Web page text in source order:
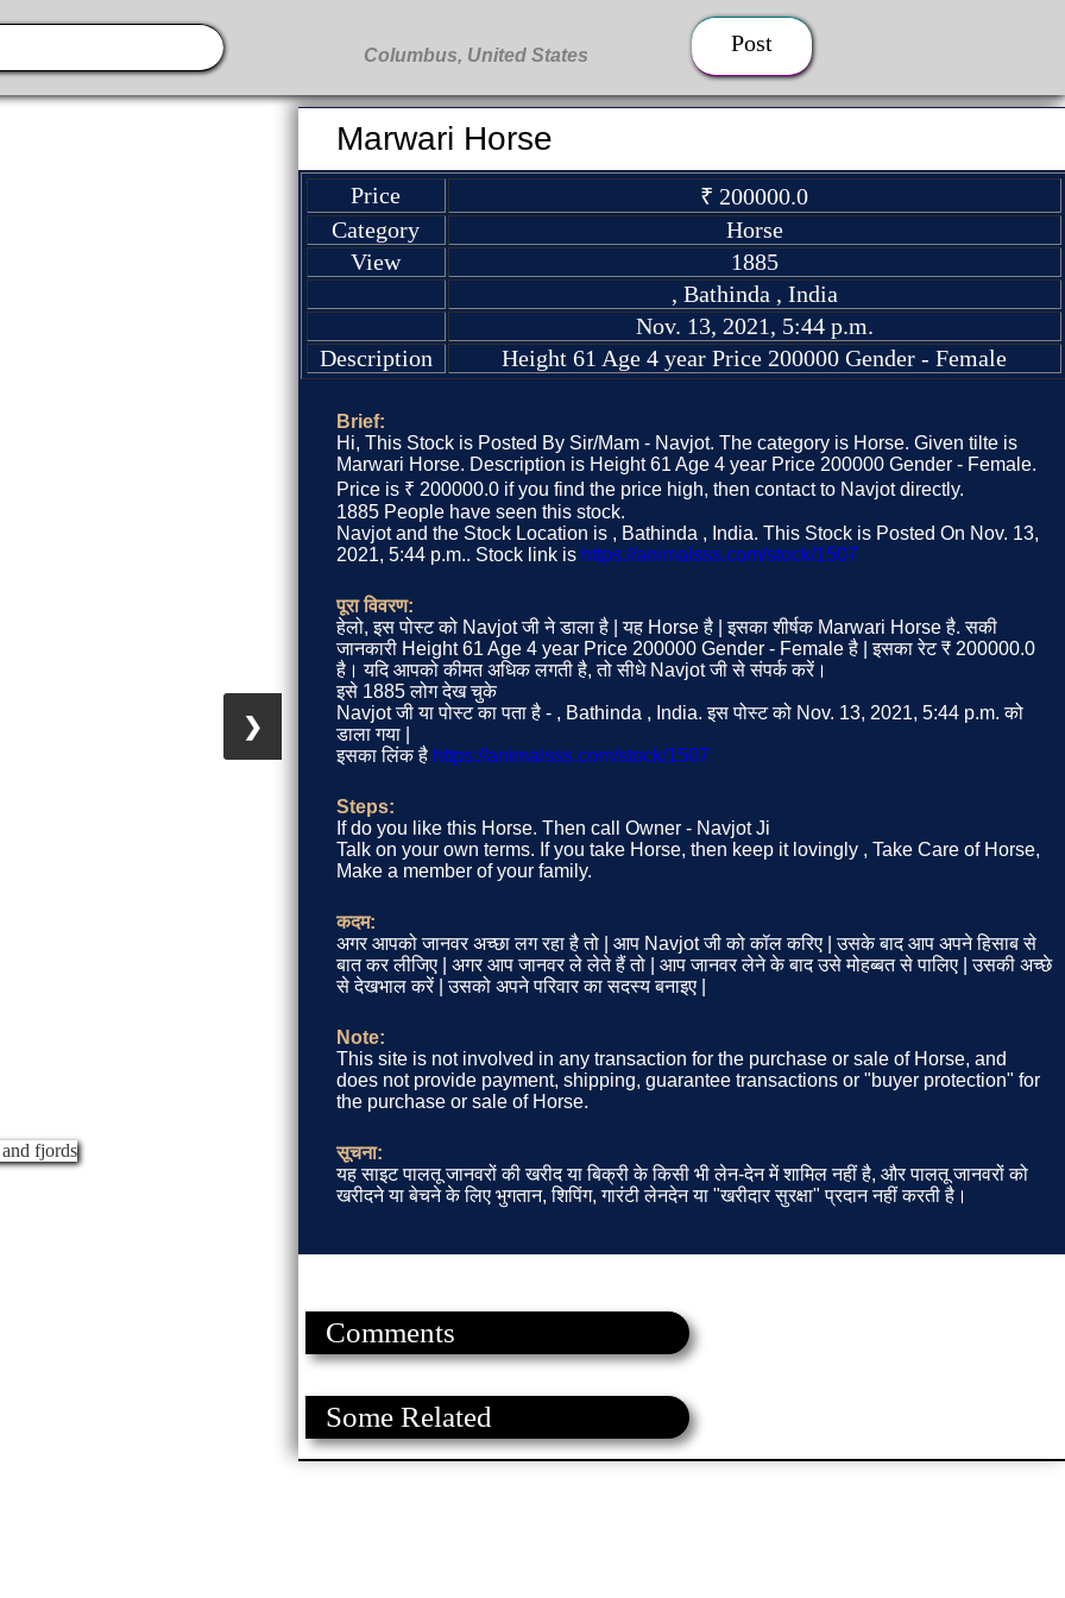
Post
❯
Marwari Horse
Price
₹ 200000.0
Category
Horse
View
1885
, Bathinda , India
Nov. 13, 2021, 5:44 p.m.
Description
Height 61 Age 4 year Price 200000 Gender - Female
Brief:
Hi, This Stock is Posted By Sir/Mam - Navjot. The category is Horse. Given tilte is
Marwari Horse. Description is Height 61 Age 4 year Price 200000 Gender - Female.
Price is ₹ 200000.0 if you find the price high, then contact to Navjot directly.
1885 People have seen this stock.
Navjot and the Stock Location is , Bathinda , India. This Stock is Posted On Nov. 13,
2021, 5:44 p.m.. Stock link is https://animalsss.com/stock/1507
पूरा विवरण:
हेलो, इस पोस्ट को Navjot जी ने डाला है | यह Horse है | इसका शीर्षक Marwari Horse है. सकी
जानकारी Height 61 Age 4 year Price 200000 Gender - Female है | इसका रेट ₹ 200000.0
है। यदि आपको कीमत अधिक लगती है, तो सीधे Navjot जी से संपर्क करें।
इसे 1885 लोग देख चुके
Navjot जी या पोस्ट का पता है - , Bathinda , India. इस पोस्ट को Nov. 13, 2021, 5:44 p.m. को
डाला गया |
इसका लिंक है https://animalsss.com/stock/1507
Steps:
If do you like this Horse. Then call Owner - Navjot Ji
Talk on your own terms. If you take Horse, then keep it lovingly , Take Care of Horse,
Make a member of your family.
कदम:
अगर आपको जानवर अच्छा लग रहा है तो | आप Navjot जी को कॉल करिए | उसके बाद आप अपने हिसाब से
बात कर लीजिए | अगर आप जानवर ले लेते हैं तो | आप जानवर लेने के बाद उसे मोहब्बत से पालिए | उसकी अच्छे
से देखभाल करें | उसको अपने परिवार का सदस्य बनाइए |
Note:
This site is not involved in any transaction for the purchase or sale of Horse, and
does not provide payment, shipping, guarantee transactions or "buyer protection" for
the purchase or sale of Horse.
सूचना:
यह साइट पालतू जानवरों की खरीद या बिक्री के किसी भी लेन-देन में शामिल नहीं है, और पालतू जानवरों को
खरीदने या बेचने के लिए भुगतान, शिपिंग, गारंटी लेनदेन या "खरीदार सुरक्षा" प्रदान नहीं करती है।
Comments
Some Related